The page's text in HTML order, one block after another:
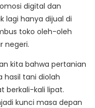
digital dan
lagi hanya dijual di
toko oleh-oleh
negeri.
kita bahwa pertanian
hasil tani diolah
berkali-kali lipat.
kunci masa depan